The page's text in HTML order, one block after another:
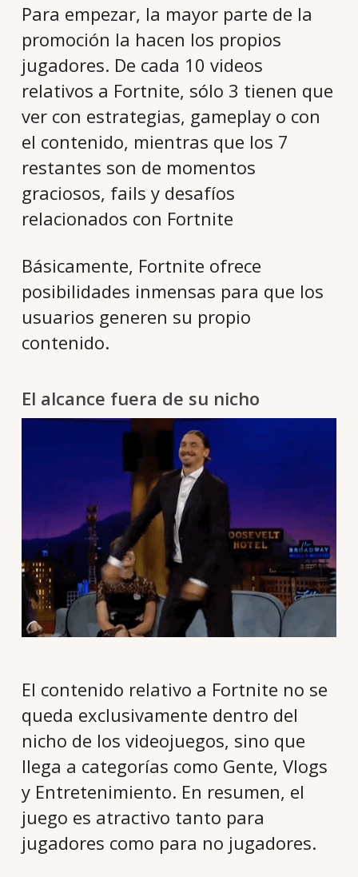
Para empezar, la mayor parte de la
promoción la hacen los propios
jugadores. De cada 10 videos
relativos a Fortnite, sólo 3 tienen que
ver con estrategias, gameplay o con
el contenido, mientras que los 7
restantes son de momentos
graciosos, fails y desafíos
relacionados con Fortnite
Básicamente, Fortnite ofrece
posibilidades inmensas para que los
usuarios generen su propio
contenido.
El alcance fuera de su nicho
El contenido relativo a Fortnite no se
queda exclusivamente dentro del
nicho de los videojuegos, sino que
llega a categorías como Gente, Vlogs
y Entretenimiento. En resumen, el
juego es atractivo tanto para
jugadores como para no jugadores.